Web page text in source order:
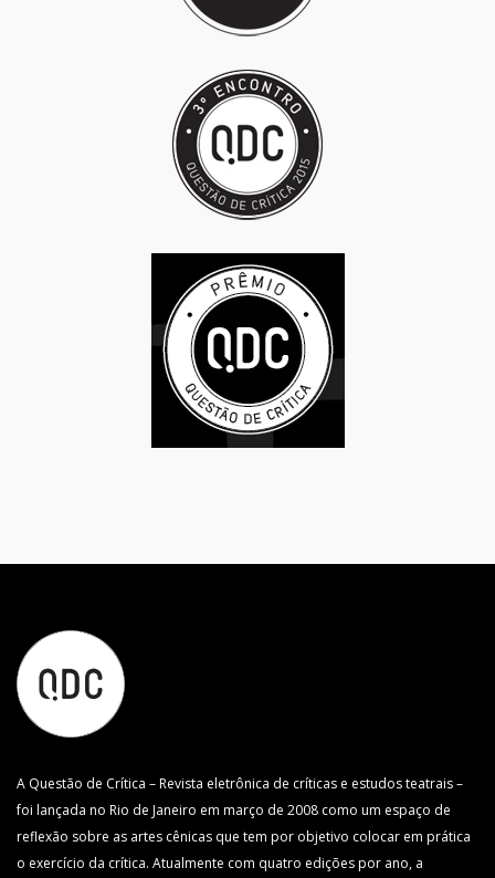
A Questão de Crítica – Revista eletrônica de críticas e estudos teatrais –
foi lançada no Rio de Janeiro em março de 2008 como um espaço de
reflexão sobre as artes cênicas que tem por objetivo colocar em prática
o exercício da crítica. Atualmente com quatro edições por ano, a